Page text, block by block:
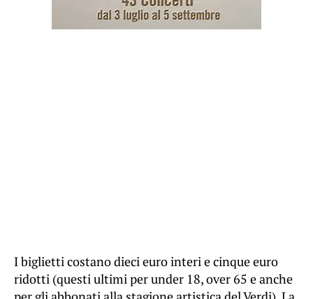
I biglietti costano dieci euro interi e cinque euro
ridotti (questi ultimi per under 18, over 65 e anche